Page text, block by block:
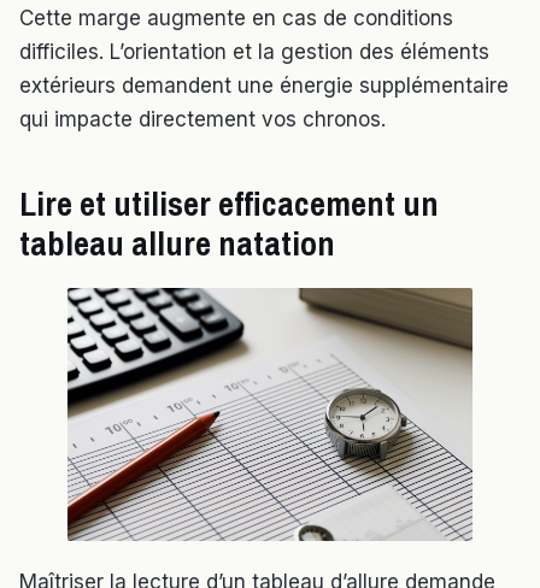
Cette marge augmente en cas de conditions
difficiles. L’orientation et la gestion des éléments
extérieurs demandent une énergie supplémentaire
qui impacte directement vos chronos.
Lire et utiliser efficacement un
tableau allure natation
Maîtriser la lecture d’un tableau d’allure demande